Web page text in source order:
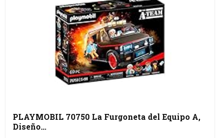
PLAYMOBIL 70750 La Furgoneta del Equipo A,
Diseño…